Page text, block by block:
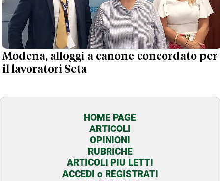
Modena, alloggi a canone concordato per
il lavoratori Seta
HOME PAGE
ARTICOLI
OPINIONI
RUBRICHE
ARTICOLI PIU LETTI
ACCEDI o REGISTRATI